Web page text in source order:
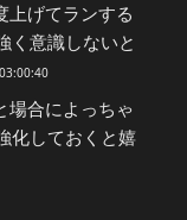
上げてランする
く意識しないと
場合によっちゃ
化しておくと嬉